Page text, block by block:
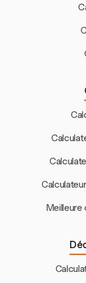
Meilleure